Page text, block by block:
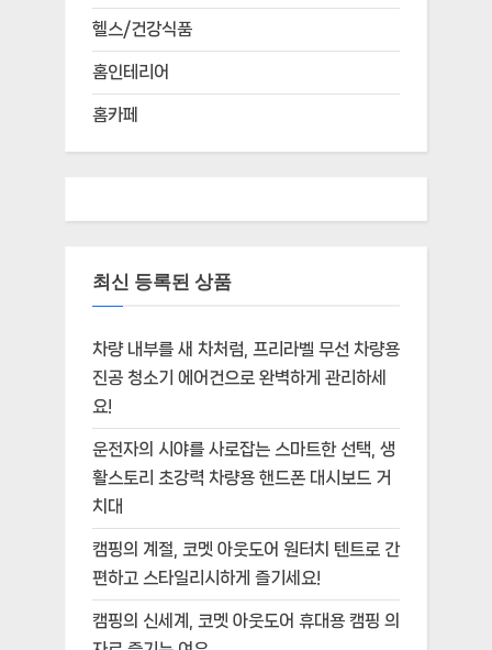
헬스/건강식품
홈인테리어
홈카페
최신 등록된 상품
차량 내부를 새 차처럼, 프리라벨 무선 차량용
진공 청소기 에어건으로 완벽하게 관리하세
요!
운전자의 시야를 사로잡는 스마트한 선택, 생
활스토리 초강력 차량용 핸드폰 대시보드 거
치대
캠핑의 계절, 코멧 아웃도어 원터치 텐트로 간
편하고 스타일리시하게 즐기세요!
캠핑의 신세계, 코멧 아웃도어 휴대용 캠핑 의